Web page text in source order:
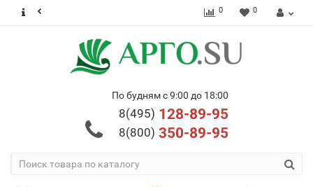
0 0
По будням с 9:00 до 18:00
8(495) 128-89-95
8(800) 350-89-95